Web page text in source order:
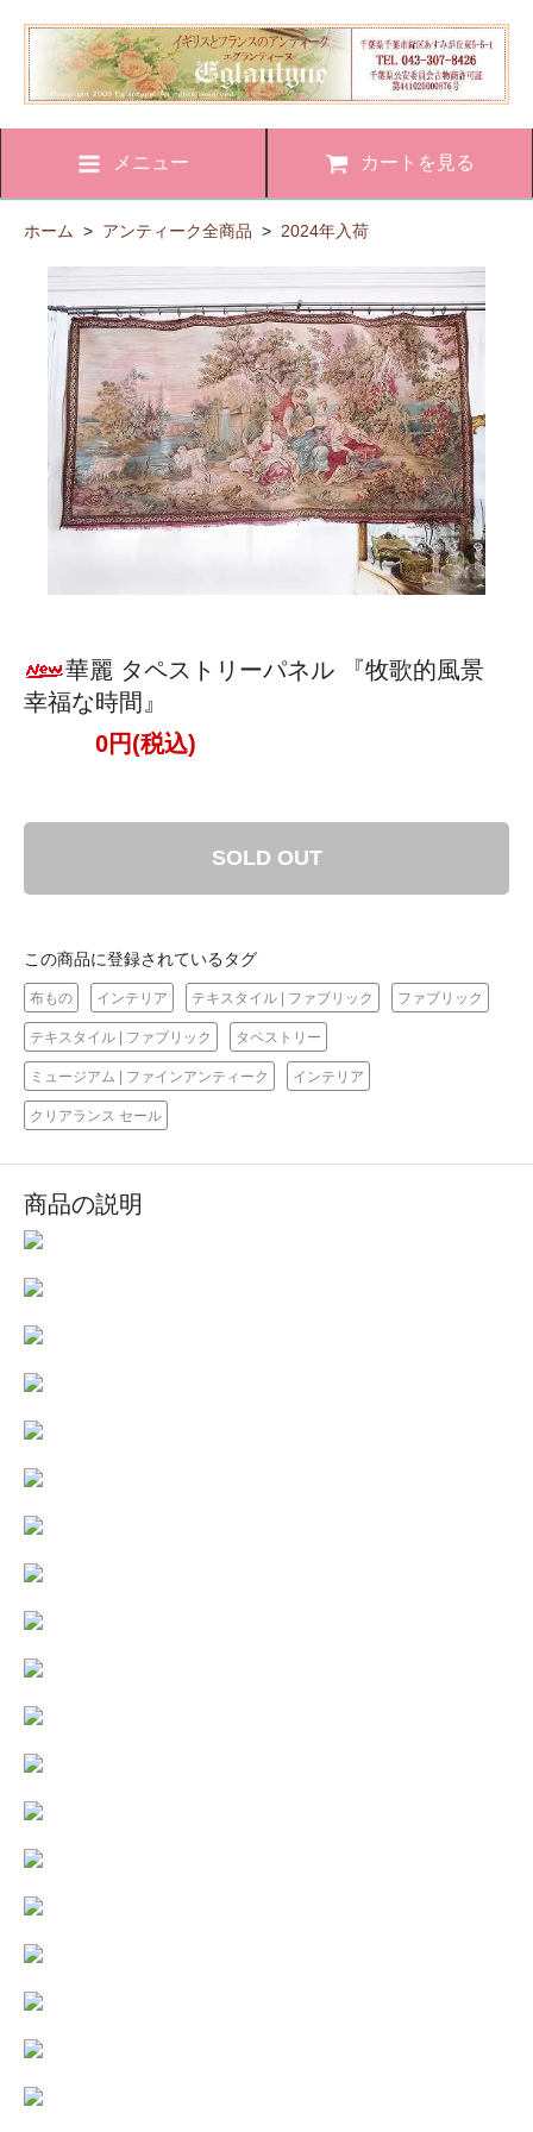
メニュー カートを見る
ホーム > アンティーク全商品 > 2024年入荷
華麗 タペストリーパネル 『牧歌的風景
幸福な時間』
0円(税込)
SOLD OUT
この商品に登録されているタグ
布もの インテリア テキスタイル | ファブリック ファブリック
テキスタイル | ファブリック タペストリー
ミュージアム | ファインアンティーク インテリア
クリアランス セール
商品の説明